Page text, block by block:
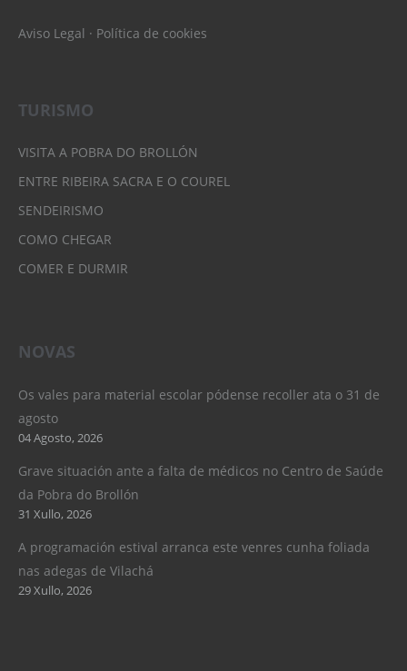
Aviso Legal · Política de cookies
TURISMO
VISITA A POBRA DO BROLLÓN
ENTRE RIBEIRA SACRA E O COUREL
SENDEIRISMO
COMO CHEGAR
COMER E DURMIR
NOVAS
Os vales para material escolar pódense recoller ata o 31 de
agosto
04 Agosto, 2026
Grave situación ante a falta de médicos no Centro de Saúde
da Pobra do Brollón
31 Xullo, 2026
A programación estival arranca este venres cunha foliada
nas adegas de Vilachá
29 Xullo, 2026